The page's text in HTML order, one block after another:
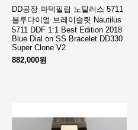
DD공장 파텍필립 노틸러스 5711
블루다이얼 브레이슬릿 Nautilus
5711 DDF 1:1 Best Edition 2018
Blue Dial on SS Bracelet DD330
Super Clone V2
882,000원